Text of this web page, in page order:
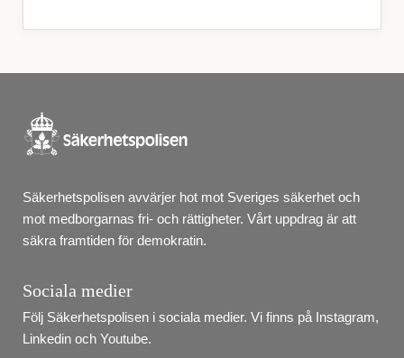
Säkerhetspolisen avvärjer hot mot Sveriges säkerhet och
mot medborgarnas fri- och rättigheter. Vårt uppdrag är att
säkra framtiden för demokratin.
Sociala medier
Följ Säkerhetspolisen i sociala medier. Vi finns på Instagram,
Linkedin och Youtube.